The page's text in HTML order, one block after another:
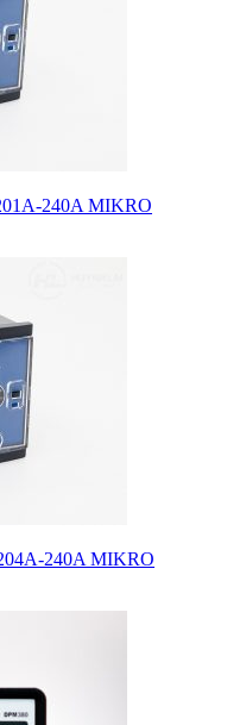
240A MIKRO
240A MIKRO